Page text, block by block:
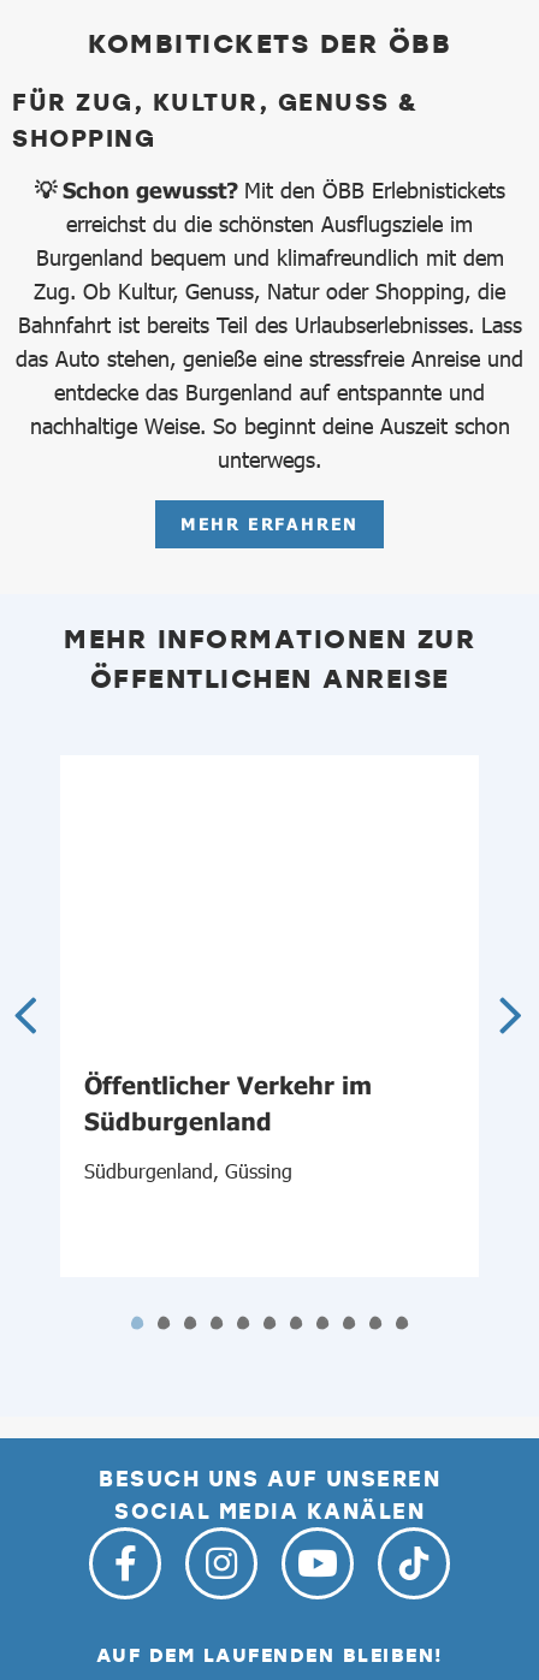
KOMBITICKETS DER ÖBB
FÜR ZUG, KULTUR, GENUSS &
SHOPPING
💡 Schon gewusst? Mit den ÖBB Erlebnistickets
erreichst du die schönsten Ausflugsziele im
Burgenland bequem und klimafreundlich mit dem
Zug. Ob Kultur, Genuss, Natur oder Shopping, die
Bahnfahrt ist bereits Teil des Urlaubserlebnisses. Lass
das Auto stehen, genieße eine stressfreie Anreise und
entdecke das Burgenland auf entspannte und
nachhaltige Weise. So beginnt deine Auszeit schon
unterwegs.
MEHR ERFAHREN
MEHR INFORMATIONEN ZUR
ÖFFENTLICHEN ANREISE
Öffentlicher Verkehr im
Südburgenland
Südburgenland, Güssing
BESUCH UNS AUF UNSEREN
SOCIAL MEDIA KANÄLEN
AUF DEM LAUFENDEN BLEIBEN!